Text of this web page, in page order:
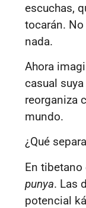
escuchas,
tocarán.
nada.
Ahora
casual
reorganiza
mundo.
¿Qué
En tibetano
punya. Las
potencial